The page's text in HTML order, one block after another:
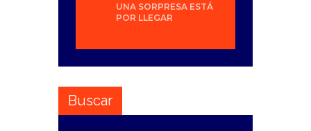
UNA SORPRESA ESTÁ
POR LLEGAR
Buscar